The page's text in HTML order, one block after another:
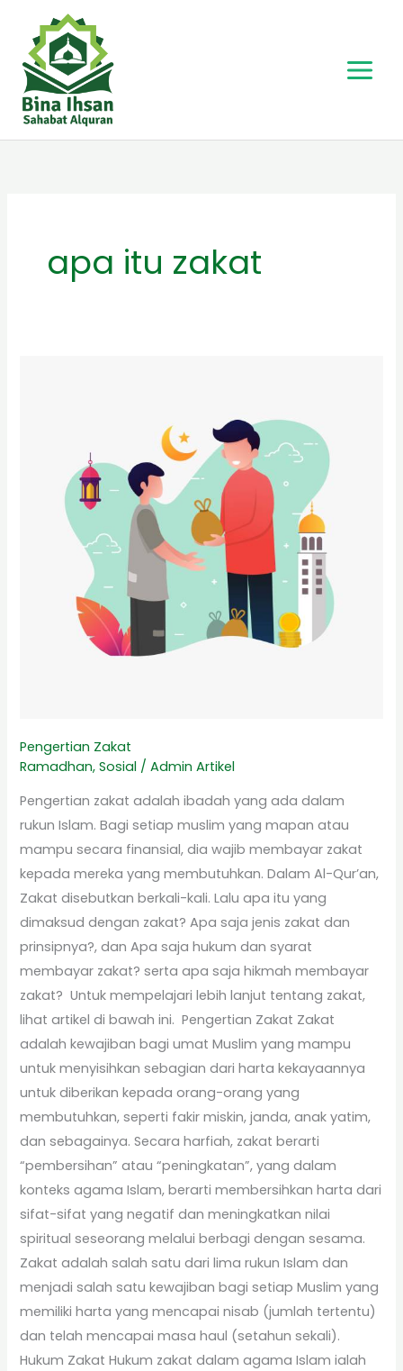
content
apa itu zakat
Pengertian Zakat
Ramadhan,Sosial /Admin Artikel
Pengertian zakat adalah ibadah yang ada dalam
rukun Islam. Bagi setiap muslim yang mapan atau
mampu secara finansial, dia wajib membayar zakat
kepada mereka yang membutuhkan. Dalam Al-Qur’an,
Zakat disebutkan berkali-kali. Lalu apa itu yang
dimaksud dengan zakat? Apa saja jenis zakat dan
prinsipnya?, dan Apa saja hukum dan syarat
membayar zakat? serta apa saja hikmah membayar
zakat? Untuk mempelajari lebih lanjut tentang zakat,
lihat artikel di bawah ini. Pengertian Zakat Zakat
adalah kewajiban bagi umat Muslim yang mampu
untuk menyisihkan sebagian dari harta kekayaannya
untuk diberikan kepada orang-orang yang
membutuhkan, seperti fakir miskin, janda, anak yatim,
dan sebagainya. Secara harfiah, zakat berarti
“pembersihan” atau “peningkatan”, yang dalam
konteks agama Islam, berarti membersihkan harta dari
sifat-sifat yang negatif dan meningkatkan nilai
spiritual seseorang melalui berbagi dengan sesama.
Zakat adalah salah satu dari lima rukun Islam dan
menjadi salah satu kewajiban bagi setiap Muslim yang
memiliki harta yang mencapai nisab (jumlah tertentu)
dan telah mencapai masa haul (setahun sekali).
Hukum Zakat Hukum zakat dalam agama Islam ialah